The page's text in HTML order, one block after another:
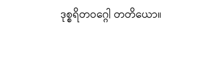
ဒုစ္စရိတဝဂ္ဂေါ တတိယော။